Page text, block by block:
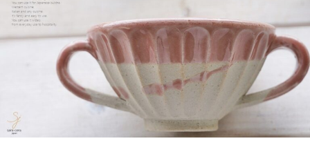
≪おすすめ≫お世話になったあの人に…感謝を伝えるおすすめギ
フト♪
2023/2/16
≪新着商品≫ ほんわかかわいい♡椿の器、入荷しました♪
2023/2/13